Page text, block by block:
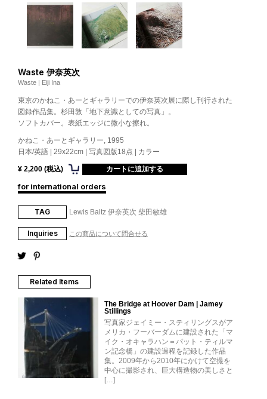
Waste 伊奈英次
Waste | Eiji Ina
東京のかねこ・あーとギャラリーでの伊奈英次展に際し刊行された
図録作品集。杉田敦「地下意識としての写真」。
ソフトカバー。表紙エッジに微小な擦れ。
かねこ・あーとギャラリー, 1995
日本/英語 | 29x22cm | 写真図版18点 | カラー
¥ 2,200 (税込)
for international orders
TAG Lewis Baltz 伊奈英次 柴田敏雄
Inquiries この商品について問合せる
Related Items
The Bridge at Hoover Dam | Jamey
Stillings
写真家ジェイミー・スティリングスがア
メリカ・フーバーダムに建設された「マ
イク・オキャラハン＝パット・ティルマ
ン記念橋」の建設過程を記録した作品
集。2009年から2010年にかけて空撮を
中心に撮影され、巨大構造物の美しさと
[…]